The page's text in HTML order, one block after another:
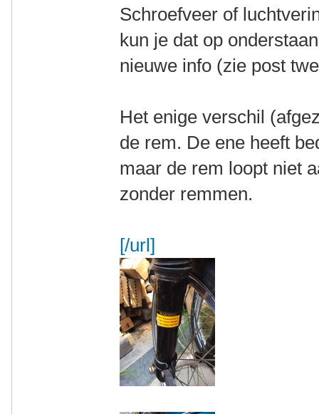
Schroefveer of
kun je dat op
nieuwe info (zie post
Het enige verschil
de rem. De ene heeft
maar de rem loopt niet
zonder remmen.
[/url]